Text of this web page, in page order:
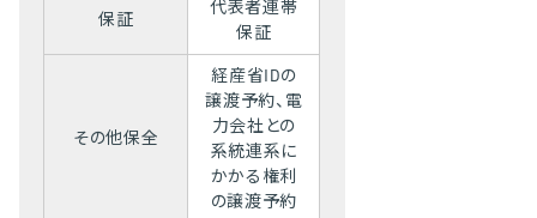
保証
代表者連帯
保証
その他保全
経産省IDの
譲渡予約、電
力会社との
系統連系に
かかる権利
の譲渡予約